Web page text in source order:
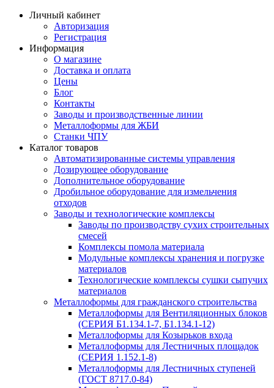
Личный кабинет
Авторизация
Регистрация
Информация
О магазине
Доставка и оплата
Цены
Блог
Контакты
Заводы и производственные линии
Металлоформы для ЖБИ
Станки ЧПУ
Каталог товаров
Автоматизированные системы управления
Дозирующее оборудование
Дополнительное оборудование
Дробильное оборудование для измельчения
отходов
Заводы и технологические комплексы
Заводы по производству сухих строительных
смесей
Комплексы помола материала
Модульные комплексы хранения и погрузке
материалов
Технологические комплексы сушки сыпучих
материалов
Металлоформы для гражданского строительства
Металлоформы для Вентиляционных блоков
(СЕРИЯ Б1.134.1-7, Б1.134.1-12)
Металлоформы для Козырьков входа
Металлоформы для Лестничных площадок
(СЕРИЯ 1.152.1-8)
Металлоформы для Лестничных ступеней
(ГОСТ 8717.0-84)